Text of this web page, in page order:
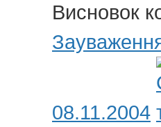
Висновок
08.11.2004